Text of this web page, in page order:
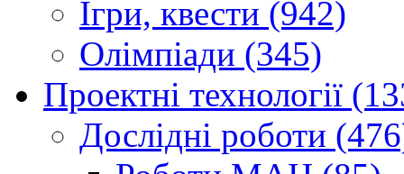
Ігри, квести (942)
Олімпіади (345)
Проектні технології
Дослідні роботи